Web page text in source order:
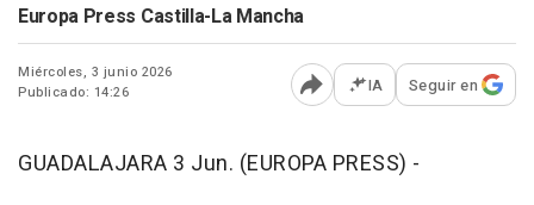
Europa Press Castilla-La Mancha
Miércoles, 3 junio 2026
Publicado: 14:26
Abrir opciones para
IA Seguir en
GUADALAJARA 3 Jun. (EUROPA PRESS) -